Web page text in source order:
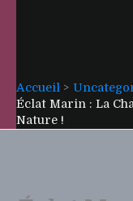
Accueil
Éclat Marin : La
Nature !